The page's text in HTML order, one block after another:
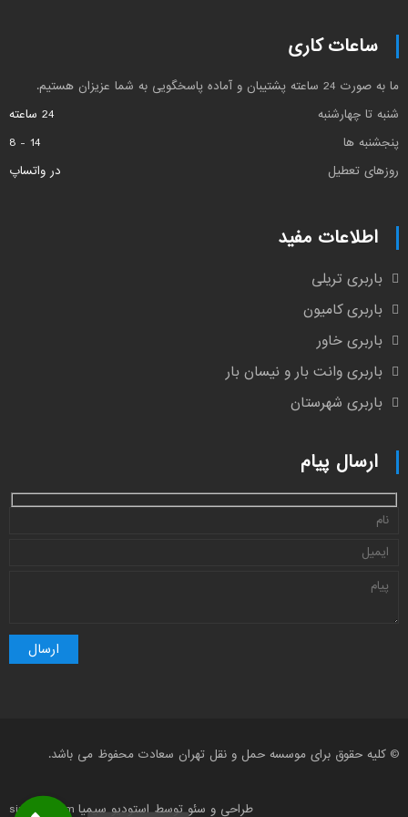
ساعات کاری
ما به صورت 24 ساعته پشتیبان و آماده پاسخگویی به شما عزیزان هستیم.
شنبه تا چهارشنبه
24 ساعته
پنجشنبه ها
14 - 8
روزهای تعطیل
در واتساپ
اطلاعات مفید
باربری تریلی
باربری کامیون
باربری خاور
باربری وانت بار و نیسان بار
باربری شهرستان
ارسال پیام
© کلیه حقوق برای موسسه حمل و نقل تهران سعادت محفوظ می باشد.
طراحی و سئو توسط استودیو سیمیا simiaco.com